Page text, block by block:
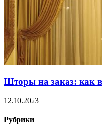
Шторы на заказ: как
12.10.2023
Рубрики